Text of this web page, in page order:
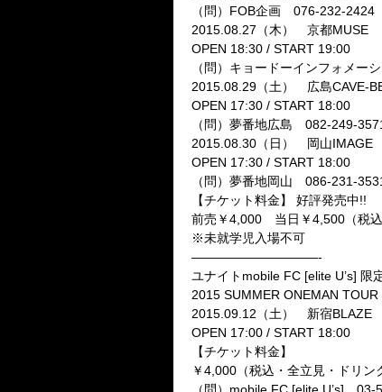
（問）FOB企画 076-232-2424
2015.08.27（木） 京都MUSE
OPEN 18:30 / START 19:00
（問）キョードーインフォメ
2015.08.29（土） 広島CAVE-
OPEN 17:30 / START 18:00
（問）夢番地広島 082-249-
2015.08.30（日） 岡山IMAGE
OPEN 17:30 / START 18:00
（問）夢番地岡山 086-231-
【チケット料金】 好評発売中!!
前売￥4,000 当日￥4,500（税込
※未就学児入場不可
——————————-
ユナイトmobile FC [elite U’s] 限
2015 SUMMER ONEMAN TOUR
2015.09.12（土） 新宿BLAZE
OPEN 17:00 / START 18:00
【チケット料金】
￥4,000（税込・全立見・ドリ